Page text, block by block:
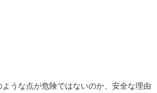
うな点が危険ではないのか、安全な理由